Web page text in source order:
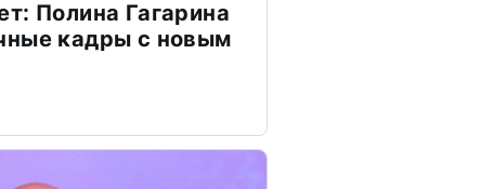
Полина Гагарина
кадры с новым